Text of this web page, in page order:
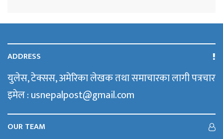
ADDRESS
युलेस, टेक्सस, अमेरिका लेखक तथा समाचारका लागी पत्रचार
इमेल : usnepalpost@gmail.com
OUR TEAM